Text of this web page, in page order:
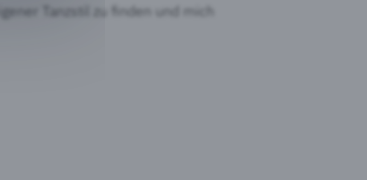
Tanzstil zu finden und mich